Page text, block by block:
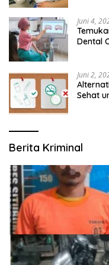
Juni 4,
Dental
Juni 2,
Sehat
Berita Kriminal